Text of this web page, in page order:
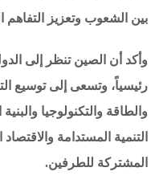
بين الشعوب وتعزيز التفاهم
وأكد أن الصين تنظر إلى
رئيسياً، وتسعى إلى توسيع
والطاقة والتكنولوجيا
التنمية المستدامة
المشتركة للطرفين.